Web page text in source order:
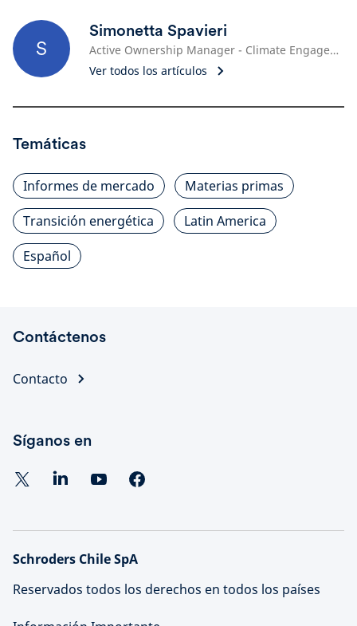
S
Simonetta Spavieri
Active Ownership Manager - Climate Engagement Lead
Ver todos los artículos
Temáticas
Informes de mercado
Materias primas
Transición energética
Latin America
Español
Contáctenos
Contacto
Síganos en
Schroders Chile SpA
Reservados todos los derechos en todos los países